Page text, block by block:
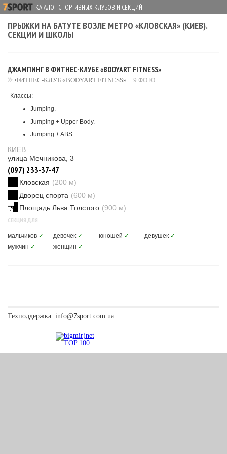
КАТАЛОГ СПОРТИВНЫХ КЛУБОВ И СЕКЦИЙ
ПРЫЖКИ НА БАТУТЕ ВОЗЛЕ МЕТРО «КЛОВСКАЯ» (КИЕВ).
СЕКЦИИ И ШКОЛЫ
ДЖАМПИНГ В ФИТНЕС-КЛУБЕ «BODYART FITNESS»
ФИТНЕС-КЛУБ «BODYART FITNESS» 9 ФОТО
Классы:
Jumping.
Jumping + Upper Body.
Jumping + ABS.
КИЕВ
улица Мечникова, 3
(097) 233-37-47
Кловская (200 м)
Дворец спорта (600 м)
Площадь Льва Толстого (900 м)
СЕКЦИЯ ДЛЯ
мальчиков ✓ девочек ✓ юношей ✓ девушек ✓
мужчин ✓ женщин ✓
Техподдержка: info@7sport.com.ua